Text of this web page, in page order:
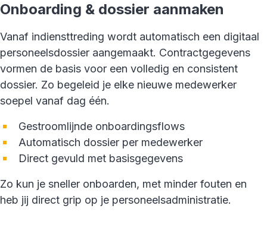
Onboarding & dossier aanmaken
Vanaf indiensttreding wordt automatisch een digitaal
personeelsdossier aangemaakt. Contractgegevens
vormen de basis voor een volledig en consistent
dossier. Zo begeleid je elke nieuwe medewerker
soepel vanaf dag één.
Gestroomlijnde onboardingsflows
Automatisch dossier per medewerker
Direct gevuld met basisgegevens
Zo kun je sneller onboarden, met minder fouten en
heb jij direct grip op je personeelsadministratie.